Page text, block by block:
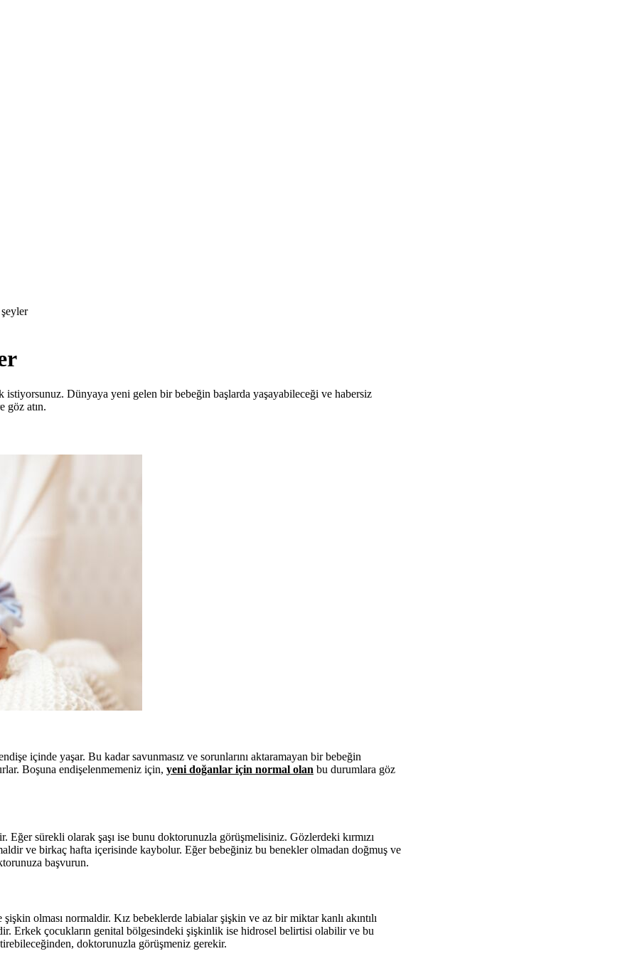
Dünyaya yeni gelen bir bebeğin başlarda yaşayabileceği ve habersiz
göz atın.
içinde yaşar. Bu kadar savunmasız ve sorunlarını aktaramayan bir bebeğin
Boşuna endişelenmemeniz için, yeni doğanlar için normal olan bu durumlara göz
Eğer sürekli olarak şaşı ise bunu doktorunuzla görüşmelisiniz. Gözlerdeki kırmızı
ve birkaç hafta içerisinde kaybolur. Eğer bebeğiniz bu benekler olmadan doğmuş ve
başvurun.
olması normaldir. Kız bebeklerde labialar şişkin ve az bir miktar kanlı akıntılı
Erkek çocukların genital bölgesindeki şişkinlik ise hidrosel belirtisi olabilir ve bu
doktorunuzla görüşmeniz gerekir.